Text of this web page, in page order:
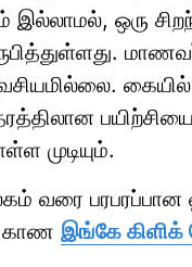
இல்லாமல், ஒரு
முடியும்.
வரை
காண இங்கே கிளிக்